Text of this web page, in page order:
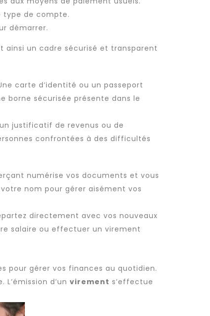
type de compte.
démarrer.
ainsi un cadre sécurisé et transparent
carte d’identité ou un passeport
borne sécurisée présente dans le
justificatif de revenus ou de
confrontées à des difficultés
numérise vos documents et vous
nom pour gérer aisément vos
directement avec vos nouveaux
salaire ou effectuer un virement
pour gérer vos finances au quotidien.
d’un virement s’effectue